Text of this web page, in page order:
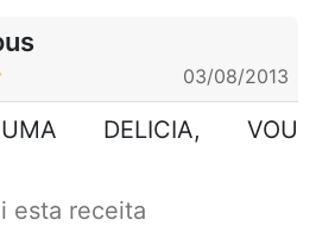
03/08/2013
DELICIA, VOU
esta receita